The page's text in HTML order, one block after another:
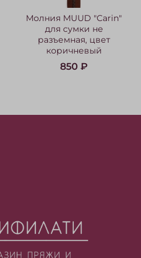
Молния MUUD "Carin"
для сумки не
разъемная, цвет
коричневый
850 ₽